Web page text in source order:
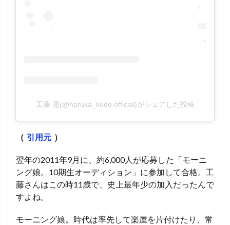
工藤 遥(@haruka_kudo.official)がシェアした投稿
（ 引用元 ）
翌年の2011年9月に、約6,000人が応募した「モーニ
ング娘。10期生オーディション」に参加して合格。工
藤さんはこの時11歳で、史上最年少の加入だったんで
すよね。
モーニング娘。時代は率先して楽屋を片付けたり、常